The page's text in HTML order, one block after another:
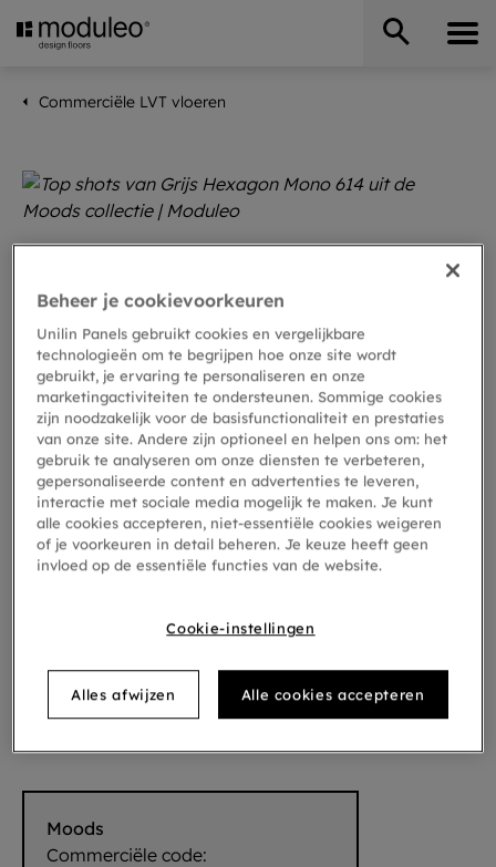
Commerciële LVT vloeren
Hexagon Mono 614
Moods
Commerciële code:
Beheer je cookievoorkeuren
Unilin Panels gebruikt cookies en vergelijkbare
technologieën om te begrijpen hoe onze site wordt
gebruikt, je ervaring te personaliseren en onze
marketingactiviteiten te ondersteunen. Sommige cookies
zijn noodzakelijk voor de basisfunctionaliteit en prestaties
van onze site. Andere zijn optioneel en helpen ons om: het
gebruik te analyseren om onze diensten te verbeteren,
gepersonaliseerde content en advertenties te leveren,
interactie met sociale media mogelijk te maken. Je kunt
alle cookies accepteren, niet-essentiële cookies weigeren
of je voorkeuren in detail beheren. Je keuze heeft geen
invloed op de essentiële functies van de website.
Cookie-instellingen
Alles afwijzen Alle cookies accepteren